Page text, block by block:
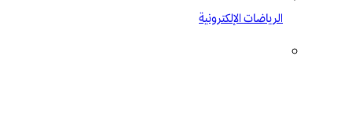
الرياضات الإلكترونية